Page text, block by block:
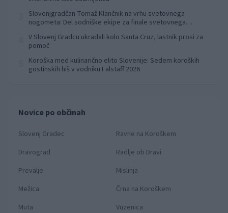
Slovenjgradčan Tomaž Klančnik na vrhu svetovnega
nogometa: Del sodniške ekipe za finale svetovnega
V Slovenj Gradcu ukradali kolo Santa Cruz, lastnik prosi za
pomoč
Koroška med kulinarično elito Slovenije: Sedem koroških
gostinskih hiš v vodniku Falstaff 2026
Novice po občinah
Slovenj Gradec
Ravne na Koroškem
Dravograd
Radlje ob Dravi
Prevalje
Mislinja
Mežica
Črna na Koroškem
Muta
Vuzenica